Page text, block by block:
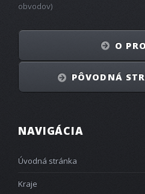
NAVIGÁCIA
Úvodná stránka
Kraje
obvodov)
O
PÔVODNÁ